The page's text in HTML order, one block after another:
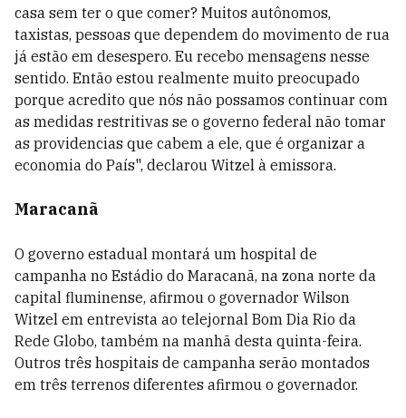
casa sem ter o que comer? Muitos autônomos,
taxistas, pessoas que dependem do movimento de rua
já estão em desespero. Eu recebo mensagens nesse
sentido. Então estou realmente muito preocupado
porque acredito que nós não possamos continuar com
as medidas restritivas se o governo federal não tomar
as providencias que cabem a ele, que é organizar a
economia do País", declarou Witzel à emissora.
Maracanã
O governo estadual montará um hospital de
campanha no Estádio do Maracanã, na zona norte da
capital fluminense, afirmou o governador Wilson
Witzel em entrevista ao telejornal Bom Dia Rio da
Rede Globo, também na manhã desta quinta-feira.
Outros três hospitais de campanha serão montados
em três terrenos diferentes afirmou o governador.